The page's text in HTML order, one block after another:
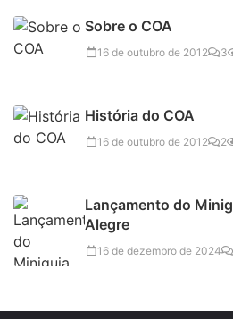
Sobre o COA
16 de outubro de 2012 3
História do COA
16 de outubro de 2012 2
Lançamento do
Alegre
16 de dezembro de 2024